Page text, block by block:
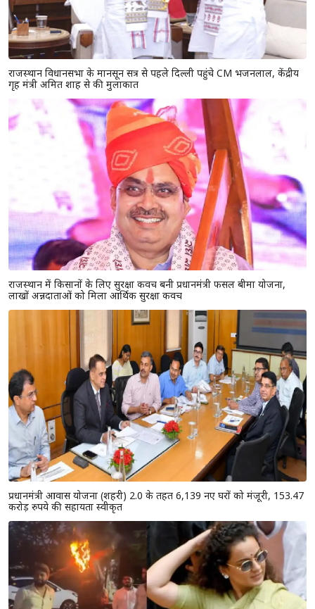
राजस्थान विधानसभा के मानसून सत्र से पहले दिल्ली पहुंचे CM भजनलाल, केंद्रीय
गृह मंत्री अमित शाह से की मुलाकात
राजस्थान में किसानों के लिए सुरक्षा कवच बनी प्रधानमंत्री फसल बीमा योजना,
लाखों अन्नदाताओं को मिला आर्थिक सुरक्षा कवच
प्रधानमंत्री आवास योजना (शहरी) 2.0 के तहत 6,139 नए घरों को मंजूरी, 153.47
करोड़ रुपये की सहायता स्वीकृत